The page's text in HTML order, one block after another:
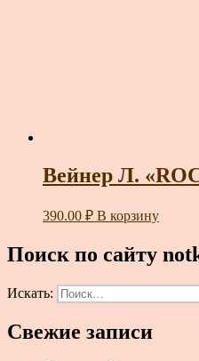
Вейнер Л.
390.00 ₽ В корзину
Поиск по сайту
Искать:
Свежие записи